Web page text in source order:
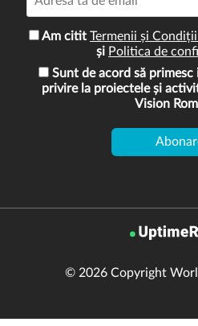
Am citit Termenii și
și Politica de
Sunt de acord să
privire la proiectele și
Vision
© 2026 Copyright